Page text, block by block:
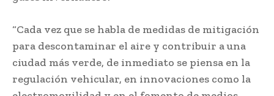
“Cada vez que se habla de medidas de mitigación
para descontaminar el aire y contribuir a una
ciudad más verde, de inmediato se piensa en la
regulación vehicular, en innovaciones como la